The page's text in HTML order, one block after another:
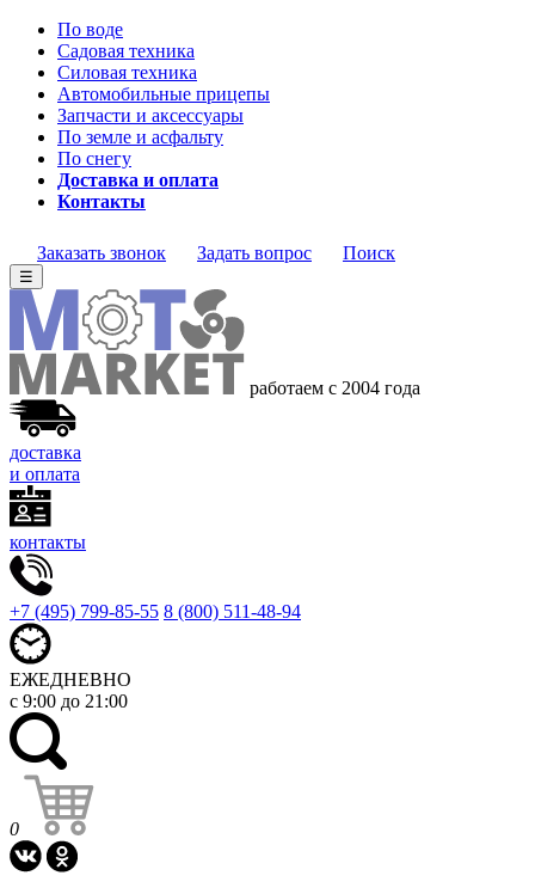
По воде
Садовая техника
Силовая техника
Автомобильные прицепы
Запчасти и аксессуары
По земле и асфальту
По снегу
Доставка и оплата
Контакты
Заказать звонок Задать вопрос Поиск
☰
работаем с 2004 года
доставка
и оплата
контакты
+7 (495) 799-85-55 8 (800) 511-48-94
ЕЖЕДНЕВНО
с 9:00 до 21:00
0